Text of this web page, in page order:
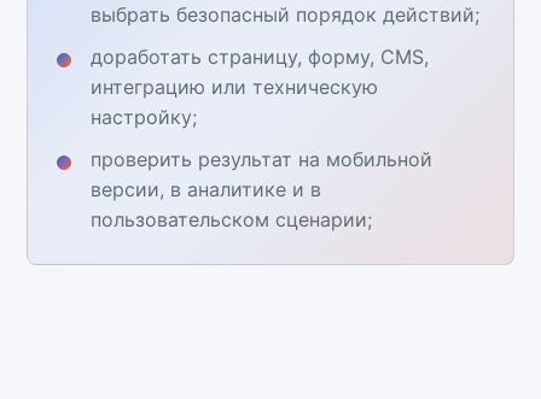
выбрать безопасный порядок действий;
доработать страницу, форму, CMS,
интеграцию или техническую
настройку;
проверить результат на мобильной
версии, в аналитике и в
пользовательском сценарии;